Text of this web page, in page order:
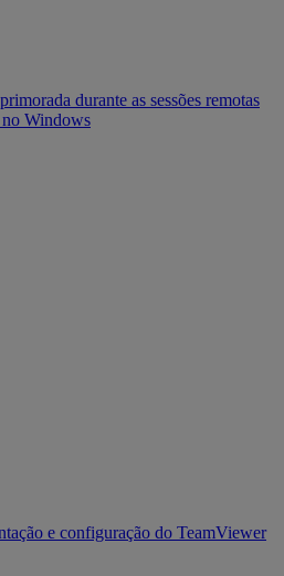
durante as sessões remotas
Windows
e configuração do TeamViewer